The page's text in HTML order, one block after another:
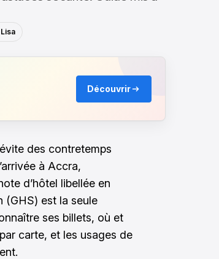
Découvrir
des contretemps
à Accra,
d’hôtel libellée en
(GHS) est la seule
ses billets, où et
carte, et les usages de